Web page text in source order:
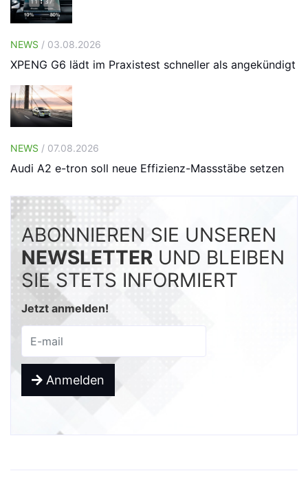
NEWS / 03.08.2026
XPENG G6 lädt im Praxistest schneller als angekündigt
NEWS / 07.08.2026
Audi A2 e-tron soll neue Effizienz-Massstäbe setzen
ABONNIEREN SIE UNSEREN
NEWSLETTER UND BLEIBEN
SIE STETS INFORMIERT
Jetzt anmelden!
Anmelden